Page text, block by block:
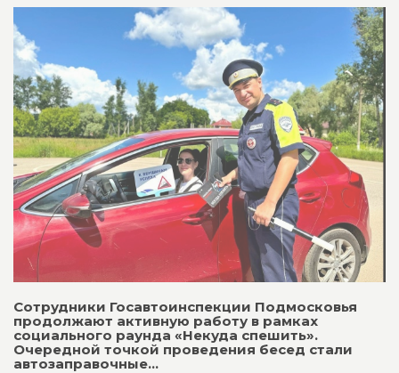
Сотрудники Госавтоинспекции Подмосковья
продолжают активную работу в рамках
социального раунда «Некуда спешить».
Очередной точкой проведения бесед стали
автозаправочные...